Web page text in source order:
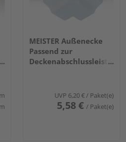
MEISTER Außenecke
Passend zur
Deckenabschlussleiste
UVP 6,20 €/ Paket(e)
5,58 € / Paket(e)